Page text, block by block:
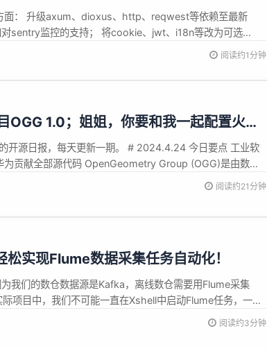
面： 升级axum、dioxus、http、reqwest等依赖至最新
sentry监控的支持； 将cookie、jwt、i18n等改为可选
阅读约1分钟
OGG 1.0；姐姐，你要和我一起配置火狐
40
开源日报，每天更新一期。 # 2024.4.24 今日要点 工业软
贡献全部源代码 OpenGeometry Group (OGG)是由数字
Industrial Software Alliance” ， 英文缩写 “DISA”) 孵
阅读约21分钟
实现Flume数据采集任务自动化！
我们的数仓数据源是Kafka，离线数仓需要用Flume采集
项目中，我们不可能一直在Xshell中启动Flume任务，一是
一旦Xshell页面关闭Flume任务就会停止，这样非常不方便，
阅读约3分钟